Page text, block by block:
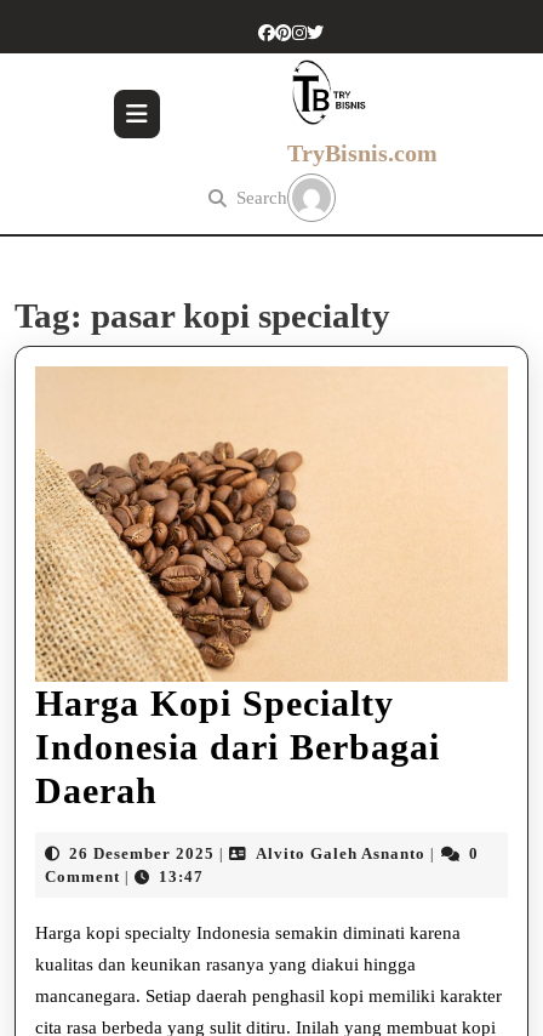
TryBisnis.com
Search
Tag: pasar kopi specialty
Harga Kopi Specialty
Indonesia dari Berbagai
Daerah
Specialty
Indonesia
dari
Berbagai
26 Desember 2025 26
Alvito Galeh Asnanto Alvito0
Comment
13:47
Harga kopi specialty Indonesia semakin diminati karena
kualitas dan keunikan rasanya yang diakui hingga
mancanegara. Setiap daerah penghasil kopi memiliki karakter
cita rasa berbeda yang sulit ditiru. Inilah yang membuat kopi